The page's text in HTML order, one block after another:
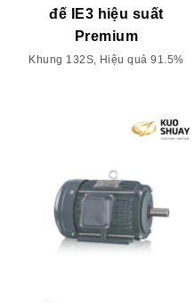
đế IE3 hiệu suất
Premium
Khung 132S, Hiệu quả 91.5%